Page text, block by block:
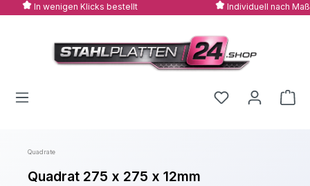
Zum Hauptinhalt springen
In wenigen Klicks bestellt Individuell nach Maß
Quadrate
Quadrat 275 x 275 x 12mm